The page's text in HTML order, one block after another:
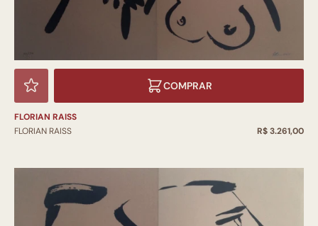
COMPRAR
FLORIAN RAISS
FLORIAN RAISS
R$ 3.261,00